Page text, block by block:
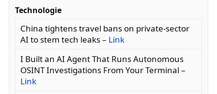
Technologie
China tightens travel bans on private-sector
AI to stem tech leaks – Link
I Built an AI Agent That Runs Autonomous
OSINT Investigations From Your Terminal –
Link